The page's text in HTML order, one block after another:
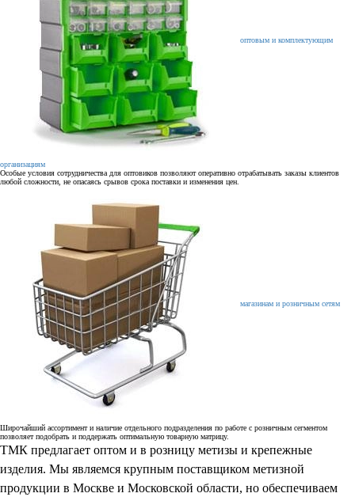
оптовым и комплектующим
организациям
Особые условия сотрудничества для оптовиков позволяют оперативно отрабатывать заказы клиентов
любой сложности, не опасаясь срывов срока поставки и изменения цен.
магазинам и розничным сетям
Широчайший ассортимент и наличие отдельного подразделения по работе с розничным сегментом
позволяет подобрать и поддержать оптимальную товарную матрицу.
ТМК предлагает оптом и в розницу метизы и крепежные
изделия. Мы являемся крупным поставщиком метизной
продукции в Москве и Московской области, но обеспечиваем